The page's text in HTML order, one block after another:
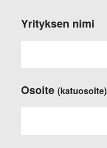
Yrityksen nimi
Osoite (katuosoite)